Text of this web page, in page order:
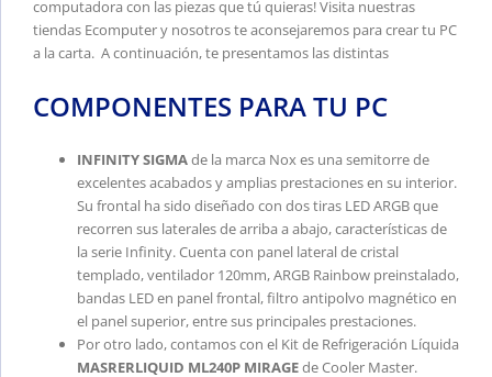
computadora con las piezas que tú quieras! Visita nuestras
tiendas Ecomputer y nosotros te aconsejaremos para crear tu PC
a la carta. A continuación, te presentamos las distintas
COMPONENTES PARA TU PC
INFINITY SIGMAde la marca Nox es una semitorre de
excelentes acabados y amplias prestaciones en su interior.
Su frontal ha sido diseñado con dos tiras LED ARGB que
recorren sus laterales de arriba a abajo, características de
la serie Infinity. Cuenta con panel lateral de cristal
templado, ventilador 120mm, ARGB Rainbow preinstalado,
bandas LED en panel frontal, filtro antipolvo magnético en
el panel superior, entre sus principales prestaciones.
Por otro lado, contamos con el Kit de Refrigeración Líquida
MASRERLIQUID ML240P MIRAGEde Cooler Master.